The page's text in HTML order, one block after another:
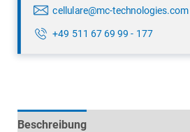
cellulare@mc-technologies.com
+49 511 67 69 99 - 177
Beschreibung